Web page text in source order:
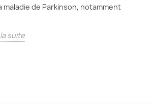
maladie de Parkinson, notamment
suite